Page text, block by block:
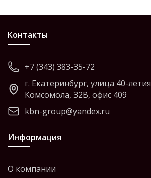
Контакты
+7 (343) 383-35-72
г. Екатеринбург, улица 40-летия
Комсомола, 32В, офис 409
kbn-group@yandex.ru
Информация
О компании